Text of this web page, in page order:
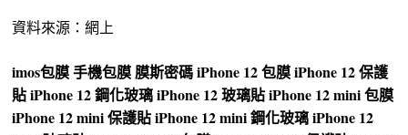
資料來源：網上
imos包膜手機包膜膜斯密碼iPhone 12 包膜iPhone 12 保護
貼iPhone 12 鋼化玻璃iPhone 12 玻璃貼iPhone 12 mini 包膜
iPhone 12 mini 保護貼iPhone 12 mini 鋼化玻璃iPhone 12